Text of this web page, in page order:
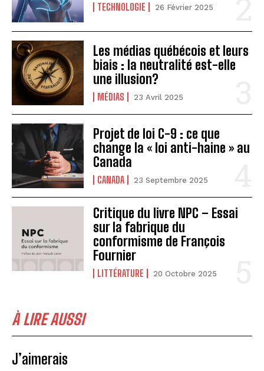
TECHNOLOGIE 26 Février 2025
Les médias québécois et leurs
biais : la neutralité est-elle
une illusion?
MÉDIAS 23 Avril 2025
Projet de loi C-9 : ce que
change la « loi anti-haine » au
Canada
CANADA 23 Septembre 2025
Critique du livre NPC – Essai
sur la fabrique du
conformisme de François
Fournier
LITTÉRATURE 20 Octobre 2025
À LIRE AUSSI
J’aimerais